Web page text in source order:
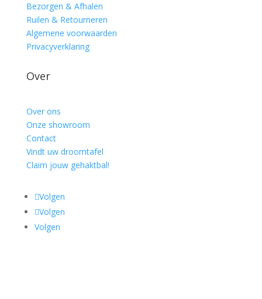
Bezorgen & Afhalen
Ruilen & Retourneren
Algemene voorwaarden
Privacyverklaring
Over
Over ons
Onze showroom
Contact
Vindt uw droomtafel
Claim jouw gehaktbal!
Volgen
Volgen
Volgen